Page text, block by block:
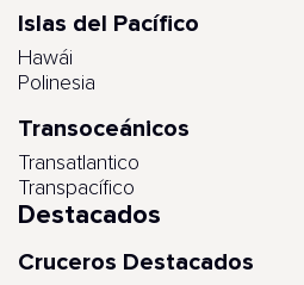
Islas del Pacífico
Hawái
Polinesia
Transoceánicos
Transatlantico
Transpacífico
Destacados
Cruceros Destacados